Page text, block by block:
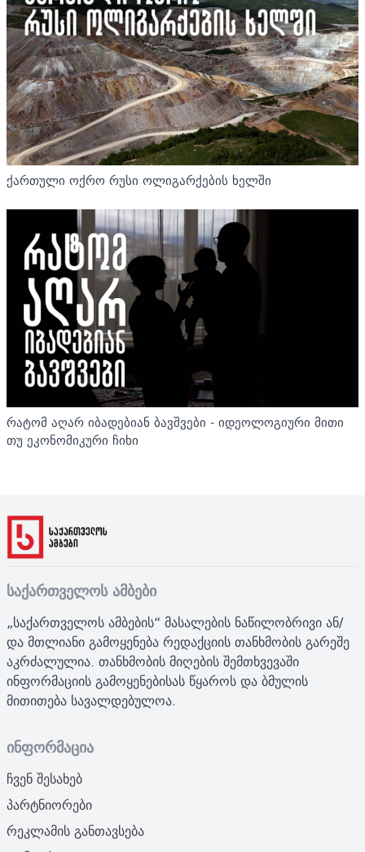
ქართული ოქრო რუსი ოლიგარქების ხელში
რატომ აღარ იბადებიან ბავშვები - იდეოლოგიური მითი
თუ ეკონომიკური ჩიხი
საქართველოს ამბები
„საქართველოს ამბების“ მასალების ნაწილობრივი ან/
და მთლიანი გამოყენება რედაქციის თანხმობის გარეშე
აკრძალულია. თანხმობის მიღების შემთხვევაში
ინფორმაციის გამოყენებისას წყაროს და ბმულის
მითითება სავალდებულოა.
ინფორმაცია
ჩვენ შესახებ
პარტნიორები
რეკლამის განთავსება